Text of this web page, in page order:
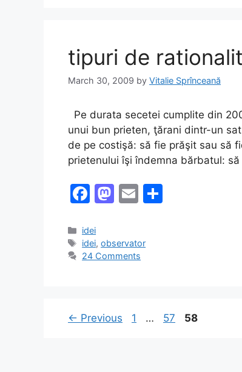
k
tipuri de
March 30, 2009 by Vitalie Sprînceană
Pe durata secetei cumplite din
unui bun prieten, ţărani dintr-un
de pe costişă: să fie prăşit sau să
prietenului îşi îndemna bărbatul:
F
c
e
o
k
M
o
n
E
l
Categories
idei
Tags
idei,observator
24 Comments
← Previous Page
1 … Page
57 Page
58